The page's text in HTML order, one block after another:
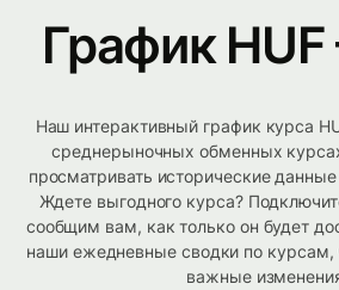
График
Наш интерактивный график курса
среднерыночных обменных
просматривать исторические
Ждете выгодного курса?
сообщим вам, как только он будет
наши ежедневные сводки по курсам,
важные